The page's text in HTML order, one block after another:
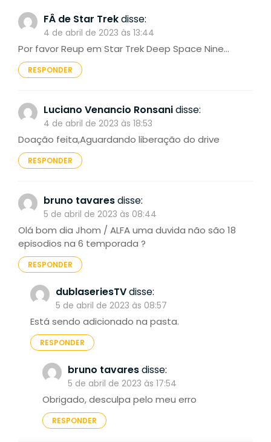
FÂ de Star Trekdisse:
4 de abril de 2023 às 13:44
Por favor Reup em Star Trek Deep Space Nine…
RESPONDER
Luciano Venancio Ronsanidisse:
4 de abril de 2023 às 18:53
Doação feita,Aguardando liberação do drive
RESPONDER
bruno tavaresdisse:
5 de abril de 2023 às 08:44
Olá bom dia Jhom / ALFA uma duvida não são 18
episodios na 6 temporada ?
RESPONDER
dublaseriesTVdisse:
5 de abril de 2023 às 08:57
Está sendo adicionado na pasta.
RESPONDER
bruno tavaresdisse:
5 de abril de 2023 às 17:54
Obrigado, desculpa pelo meu erro
RESPONDER